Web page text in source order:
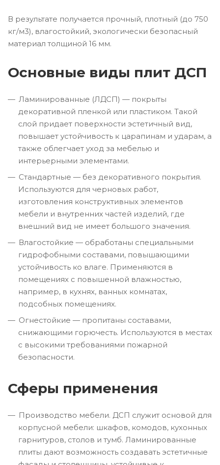
В результате получается прочный, плотный (до 750
кг/м3), влагостойкий, экологически безопасный
материал толщиной 16 мм.
Основные виды плит ДСП
Ламинированные (ЛДСП) — покрыты
декоративной пленкой или пластиком. Такой
слой придает поверхности эстетичный вид,
повышает устойчивость к царапинам и ударам, а
также облегчает уход за мебелью и
интерьерными элементами.
Стандартные — без декоративного покрытия.
Используются для черновых работ,
изготовления конструктивных элементов
мебели и внутренних частей изделий, где
внешний вид не имеет большого значения.
Влагостойкие — обработаны специальными
гидрофобными составами, повышающими
устойчивость ко влаге. Применяются в
помещениях с повышенной влажностью,
например, в кухнях, ванных комнатах,
подсобных помещениях.
Огнестойкие — пропитаны составами,
снижающими горючесть. Используются в местах
с высокими требованиями пожарной
безопасности.
Сферы применения
Производство мебели. ДСП служит основой для
корпусной мебели: шкафов, комодов, кухонных
гарнитуров, столов и тумб. Ламинированные
плиты дают возможность создавать эстетичные